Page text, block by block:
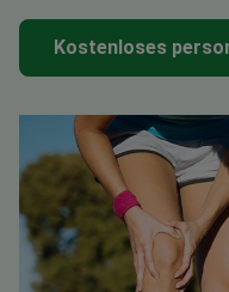
Kostenloses